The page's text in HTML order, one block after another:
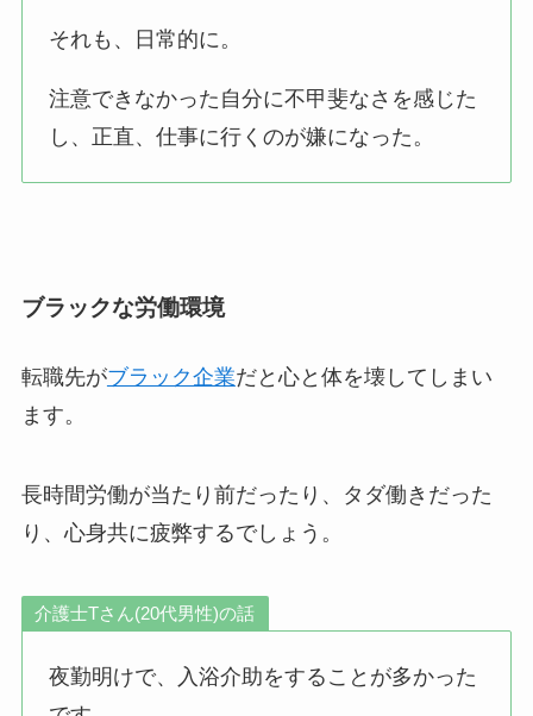
それも、日常的に。
注意できなかった自分に不甲斐なさを感じた
し、正直、仕事に行くのが嫌になった。
ブラックな労働環境
転職先がブラック企業だと心と体を壊してしまい
ます。
長時間労働が当たり前だったり、タダ働きだった
り、心身共に疲弊するでしょう。
介護士Tさん(20代男性)の話
夜勤明けで、入浴介助をすることが多かった